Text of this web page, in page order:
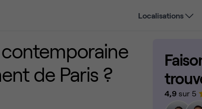
Localisations
de Paris ?
4,9 sur 5